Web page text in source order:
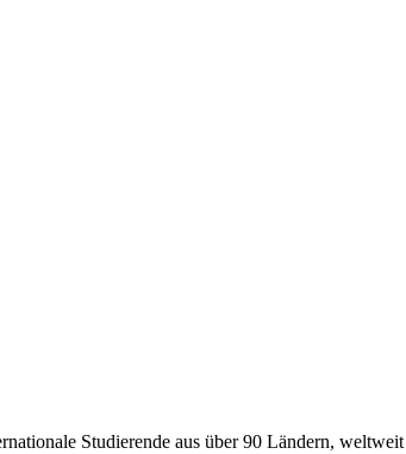
Studierende aus über 90 Ländern,